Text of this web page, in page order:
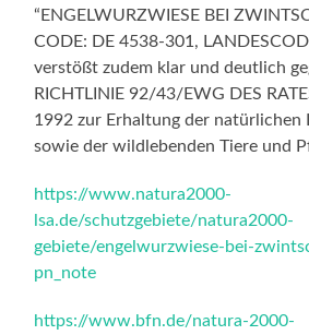
“ENGELWURZWIESE BEI
CODE: DE 4538-301,
verstößt zudem klar und deutlich
RICHTLINIE 92/43/EWG DES
1992 zur Erhaltung der natürlichen
sowie der wildlebenden Tiere und
https://www.natura2000-
lsa.de/schutzgebiete/natura2000-
gebiete/engelwurzwiese-bei-
pn_note
https://www.bfn.de/natura-2000-